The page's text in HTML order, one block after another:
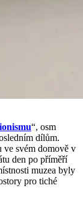
“, osm
dílům.
ve svém domově v
den po příměří
muzea byly
pro tiché